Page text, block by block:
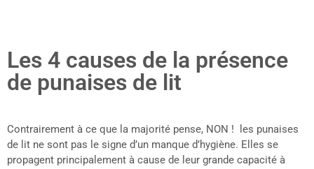
Les 4 causes de la présence
de punaises de lit
Contrairement à ce que la majorité pense, NON ! les punaises
de lit ne sont pas le signe d’un manque d’hygiène. Elles se
propagent principalement à cause de leur grande capacité à